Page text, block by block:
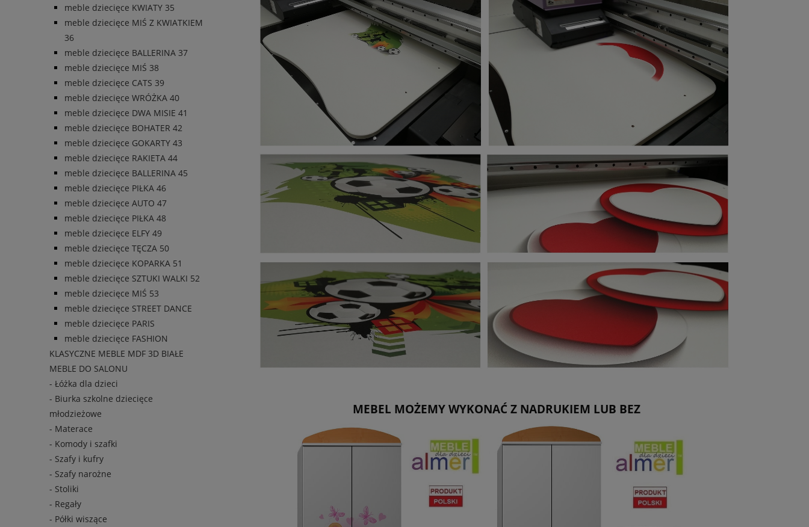
meble dziecięce KWIATY 35
meble dziecięce MIŚ Z KWIATKIEM
36
meble dziecięce BALLERINA 37
meble dziecięce MIŚ 38
meble dziecięce CATS 39
meble dziecięce WRÓŻKA 40
meble dziecięce DWA MISIE 41
meble dziecięce BOHATER 42
meble dziecięce GOKARTY 43
meble dziecięce RAKIETA 44
meble dziecięce BALLERINA 45
meble dziecięce PIŁKA 46
meble dziecięce AUTO 47
meble dziecięce PIŁKA 48
meble dziecięce ELFY 49
meble dziecięce TĘCZA 50
meble dziecięce KOPARKA 51
meble dziecięce SZTUKI WALKI 52
meble dziecięce MIŚ 53
meble dziecięce STREET DANCE
meble dziecięce PARIS
meble dziecięce FASHION
KLASYCZNE MEBLE MDF 3D BIAŁE
MEBLE DO SALONU
- Łóżka dla dzieci
- Biurka szkolne dziecięce
młodzieżowe
- Materace
- Komody i szafki
- Szafy i kufry
- Szafy narożne
- Stoliki
- Regały
- Półki wiszące
MEBEL MOŻEMY WYKONAĆ Z NADRUKIEM LUB BEZ